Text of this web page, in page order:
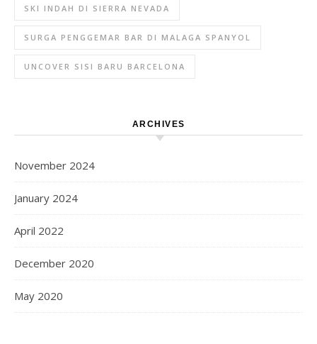
SKI INDAH DI SIERRA NEVADA
SURGA PENGGEMAR BAR DI MALAGA SPANYOL
UNCOVER SISI BARU BARCELONA
ARCHIVES
November 2024
January 2024
April 2022
December 2020
May 2020